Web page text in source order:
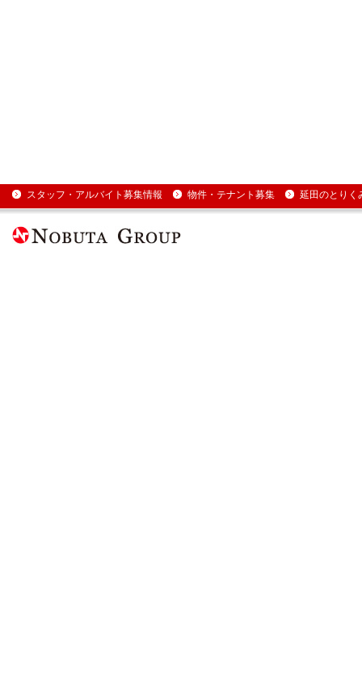
スタッフ・アルバイト募集情報 物件・テナント募集 延田のとりく